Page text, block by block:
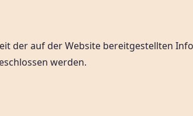
der auf der Website bereitgestellten
werden.